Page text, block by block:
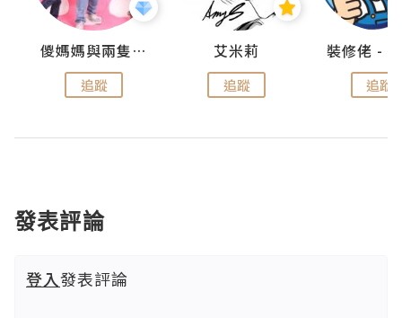
儍媽媽與兩隻小魔怪之家
追蹤
艾米莉
追蹤 追蹤
發表評論
登入發表評論